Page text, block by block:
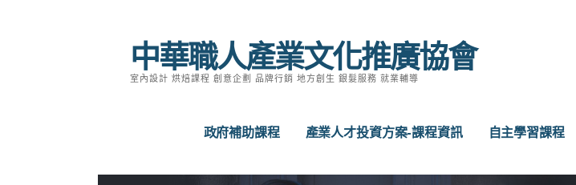
中華職人產業文化推廣協會
室內設計 烘焙課程 創意企劃 品牌行銷 地方創生 銀髮服務 就業輔導
政府補助課程 產業人才投資方案-課程資訊 自主學習課程